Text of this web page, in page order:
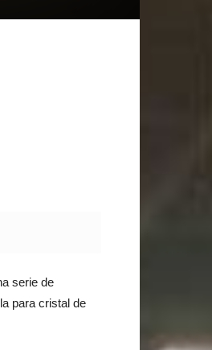
serie de
para cristal de